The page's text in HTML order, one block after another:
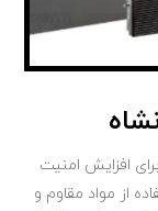
افزایش امنیت
از مواد مقاوم و